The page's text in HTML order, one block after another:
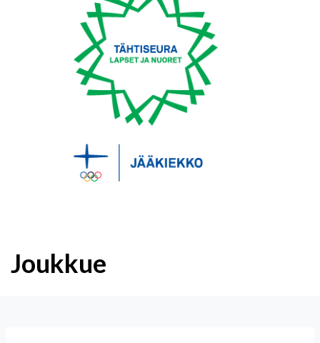
Joukkue